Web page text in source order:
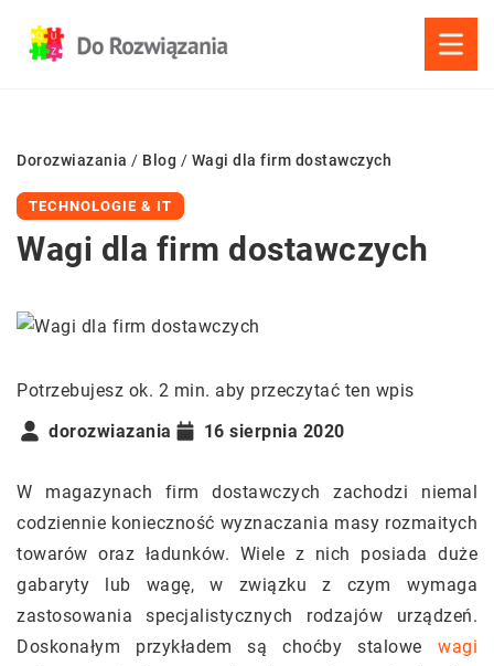
Dorozwiazania / Blog / Wagi dla firm dostawczych
TECHNOLOGIE & IT
Wagi dla firm dostawczych
Potrzebujesz ok. 2 min. aby przeczytać ten wpis
dorozwiazania
16 sierpnia 2020
W magazynach firm dostawczych zachodzi niemal
codziennie konieczność wyznaczania masy rozmaitych
towarów oraz ładunków. Wiele z nich posiada duże
gabaryty lub wagę, w związku z czym wymaga
zastosowania specjalistycznych rodzajów urządzeń.
Doskonałym przykładem są choćby stalowe wagi